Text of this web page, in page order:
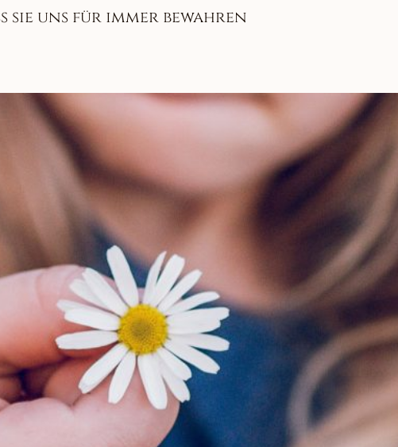
sie uns für immer bewahren